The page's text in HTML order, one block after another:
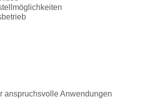
anspruchsvolle Anwendungen